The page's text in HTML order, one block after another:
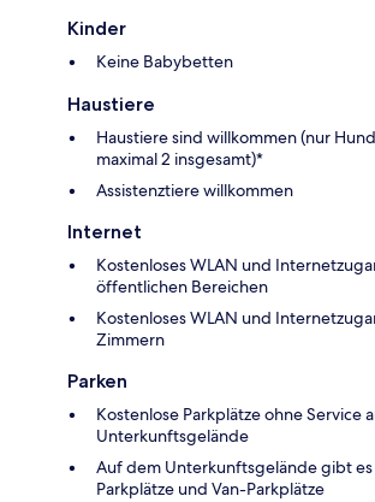
Kinder
Keine Babybetten
Haustiere
Haustiere sind willkommen (nur
maximal 2 insgesamt)*
Assistenztiere willkommen
Internet
Kostenloses WLAN und
öffentlichen Bereichen
Kostenloses WLAN und
Zimmern
Parken
Kostenlose Parkplätze ohne Service
Unterkunftsgelände
Auf dem Unterkunftsgelände gibt
Parkplätze und Van-Parkplätze